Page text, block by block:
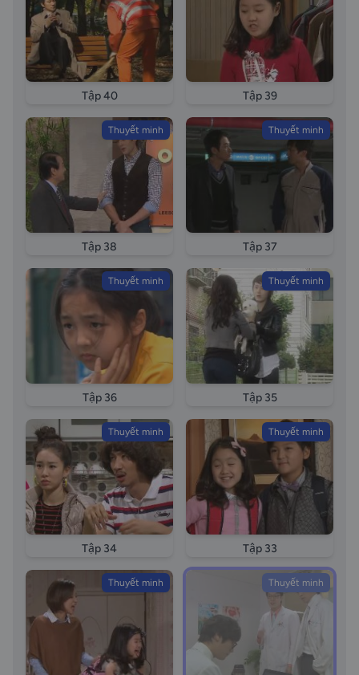
Tập 40 Tập 39
Thuyết minh
Tập 38
Thuyết minh
Tập 37
Thuyết minh
Tập 36
Thuyết minh
Tập 35
Thuyết minh
Tập 34
Thuyết minh
Tập 33
Thuyết minh Thuyết minh